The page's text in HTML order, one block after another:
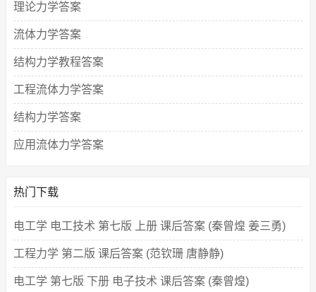
理论力学答案
流体力学答案
结构力学教程答案
工程流体力学答案
结构力学答案
应用流体力学答案
热门下载
电工学 电工技术 第七版 上册 课后答案 (秦曾煌 姜三勇)
工程力学 第二版 课后答案 (范钦珊 唐静静)
电工学 第七版 下册 电子技术 课后答案 (秦曾煌)